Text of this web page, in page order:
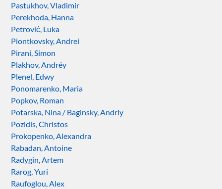
Pastukhov, Vladimir
Perekhoda, Hanna
Petrović, Luka
Piontkovsky, Andrei
Pirani, Simon
Plakhov, Andréy
Plenel, Edwy
Ponomarenko, Maria
Popkov, Roman
Potarska, Nina / Baginsky, Andriy
Pozidis, Christos
Prokopenko, Alexandra
Rabadan, Antoine
Radygin, Artem
Rarog, Yuri
Raufoglou, Alex